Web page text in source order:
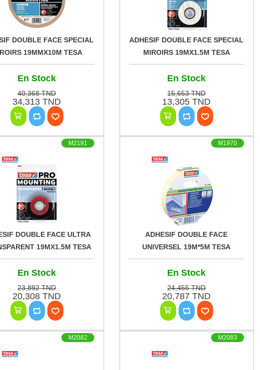
DOUBLE FACE SPECIAL
19MMX10M TESA
En Stock
40,368 TND
34,313 TND
ADHESIF DOUBLE FACE SPECIAL
MIROIRS 19MX1.5M TESA
En Stock
15,653 TND
13,305 TND
M2191
DOUBLE FACE ULTRA
19MX1.5M TESA
En Stock
23,892 TND
20,308 TND
M1970
ADHESIF DOUBLE FACE
UNIVERSEL 19M*5M TESA
En Stock
24,455 TND
20,787 TND
M2082 M2083